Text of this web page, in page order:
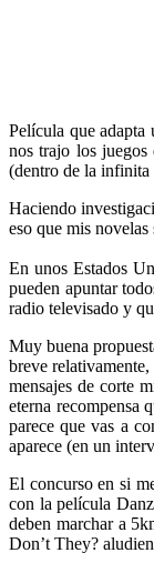
Película que
nos trajo los juegos
(dentro de la infinita
Haciendo
eso que mis
En unos Estados
pueden apuntar
radio televisado y
Muy buena
breve
mensajes de corte
eterna recompensa
parece que vas a
aparece (en un
El concurso en si
con la película
deben marchar a
Don’t They?